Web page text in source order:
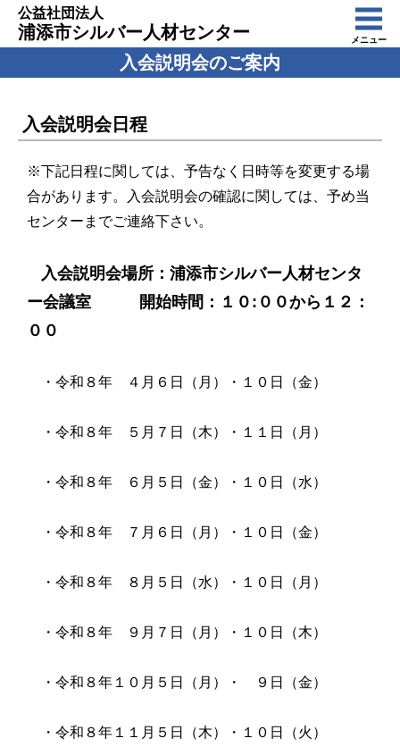
公益社団法人
浦添市シルバー人材センター メニュー
入会説明会のご案内
入会説明会日程
※下記日程に関しては、予告なく日時等を変更する場
合があります。入会説明会の確認に関しては、予め当
センターまでご連絡下さい。
入会説明会場所：浦添市シルバー人材センタ
ー会議室 開始時間：１０:００から１２：
００
・令和８年 ４月６日（月）・１０日（金）
・令和８年 ５月７日（木）・１１日（月）
・令和８年 ６月５日（金）・１０日（水）
・令和８年 ７月６日（月）・１０日（金）
・令和８年 ８月５日（水）・１０日（月）
・令和８年 ９月７日（月）・１０日（木）
・令和８年１０月５日（月）・ ９日（金）
・令和８年１１月５日（木）・１０日（火）